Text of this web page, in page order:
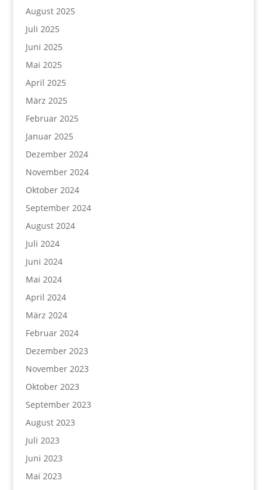
August 2025
Juli 2025
Juni 2025
Mai 2025
April 2025
März 2025
Februar 2025
Januar 2025
Dezember 2024
November 2024
Oktober 2024
September 2024
August 2024
Juli 2024
Juni 2024
Mai 2024
April 2024
März 2024
Februar 2024
Dezember 2023
November 2023
Oktober 2023
September 2023
August 2023
Juli 2023
Juni 2023
Mai 2023